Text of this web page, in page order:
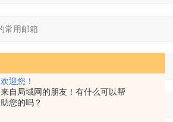
欢迎您！
来自局域网的朋友！有什么可以帮
助您的吗？